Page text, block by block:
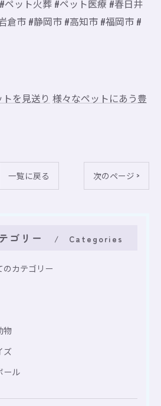
ペット火葬 #ペット医療 #春日井
倉市 #静岡市 #高知市 #福岡市 #
を見送り 様々なペットにあう豊
一覧に戻る 次のページ >
ゴリー Categories
のカテゴリー
物
ズ
ール